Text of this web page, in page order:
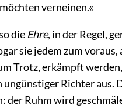
verneinen.«
die Ehre, in der Regel,
sie jedem zum
Trotz, erkämpft
ungünstiger Richter aus.
der Ruhm wird